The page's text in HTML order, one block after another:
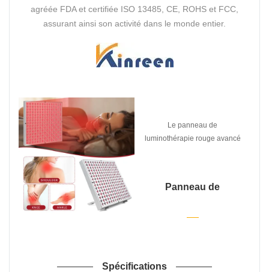
agréée FDA et certifiée ISO 13485, CE, ROHS et FCC,
assurant ainsi son activité dans le monde entier.
Le panneau de
luminothérapie rouge avancé
Panneau de
Spécifications